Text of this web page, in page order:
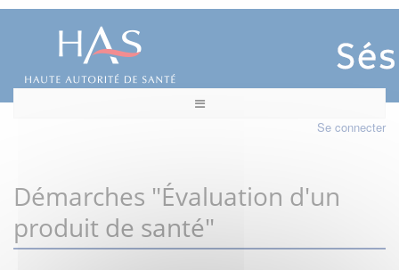
Se connecter
Démarches "Évaluation d'un
produit de santé"